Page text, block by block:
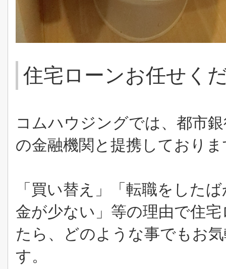
住宅ローンお任せく
コムハウジングでは、都市
の金融機関と提携しており
「買い替え」「転職をした
金が少ない」等の理由で住
たら、どのような事でもお
す。